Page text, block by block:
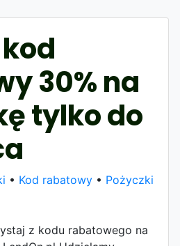
30% na
tylko do
• Kod rabatowy • Pożyczki
z kodu rabatowego na